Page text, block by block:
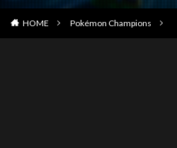
HOME Pokémon Champions